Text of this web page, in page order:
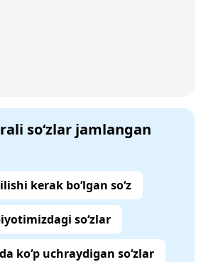
so‘zlar jamlangan
kerak bo‘lgan so‘z
so‘zlar
ko‘p uchraydigan so‘zlar